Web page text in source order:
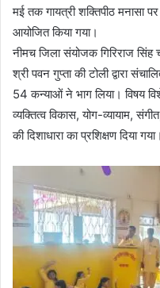
मई तक गायत्री शक्तिपीठ मनासा
आयोजित किया गया।
नीमच जिला संयोजक गिरिराज सिंह
श्री पवन गुप्ता की टोली द्वारा
54 कन्याओं ने भाग लिया। विषय
व्यक्तित्व विकास, योग-व्यायाम,
की दिशाधारा का प्रशिक्षण दिया गया।